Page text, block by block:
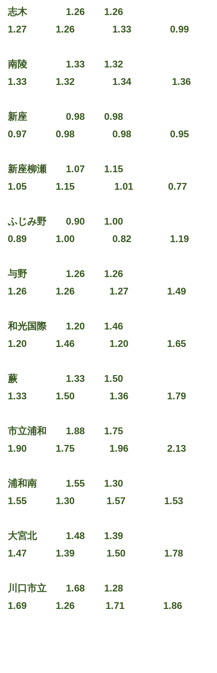
志木 1.26 1.26
1.27 1.26 1.33 0.99
南陵 1.33 1.32
1.33 1.32 1.34 1.36
新座 0.98 0.98
0.97 0.98 0.98 0.95
新座柳瀬 1.07 1.15
1.05 1.15 1.01 0.77
ふじみ野 0.90 1.00
0.89 1.00 0.82 1.19
与野 1.26 1.26
1.26 1.26 1.27 1.49
和光国際 1.20 1.46
1.20 1.46 1.20 1.65
蕨 1.33 1.50
1.33 1.50 1.36 1.79
市立浦和 1.88 1.75
1.90 1.75 1.96 2.13
浦和南 1.55 1.30
1.55 1.30 1.57 1.53
大宮北 1.48 1.39
1.47 1.39 1.50 1.78
川口市立 1.68 1.28
1.69 1.26 1.71 1.86